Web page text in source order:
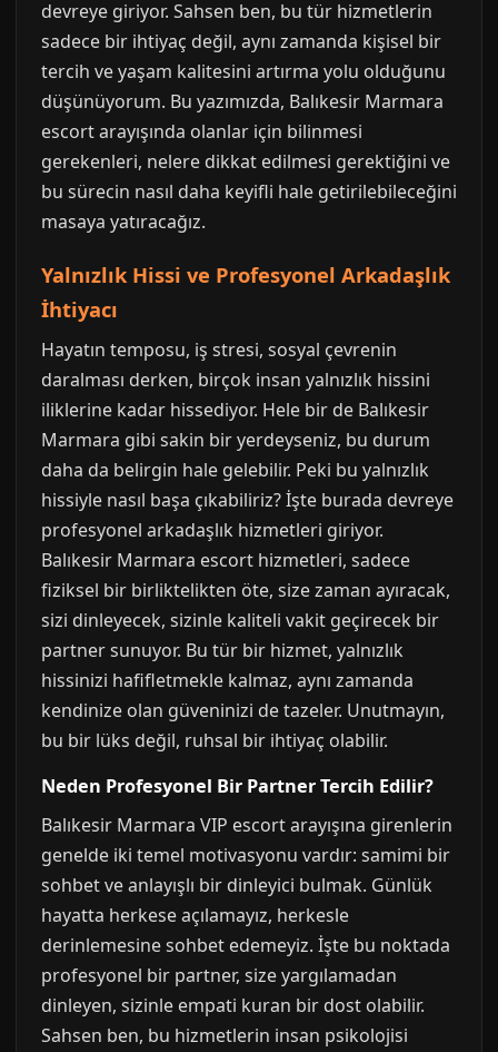
devreye giriyor. Sahsen ben, bu tür hizmetlerin
sadece bir ihtiyaç değil, aynı zamanda kişisel bir
tercih ve yaşam kalitesini artırma yolu olduğunu
düşünüyorum. Bu yazımızda, Balıkesir Marmara
escort arayışında olanlar için bilinmesi
gerekenleri, nelere dikkat edilmesi gerektiğini ve
bu sürecin nasıl daha keyifli hale getirilebileceğini
masaya yatıracağız.
Yalnızlık Hissi ve Profesyonel Arkadaşlık
İhtiyacı
Hayatın temposu, iş stresi, sosyal çevrenin
daralması derken, birçok insan yalnızlık hissini
iliklerine kadar hissediyor. Hele bir de Balıkesir
Marmara gibi sakin bir yerdeyseniz, bu durum
daha da belirgin hale gelebilir. Peki bu yalnızlık
hissiyle nasıl başa çıkabiliriz? İşte burada devreye
profesyonel arkadaşlık hizmetleri giriyor.
Balıkesir Marmara escort hizmetleri, sadece
fiziksel bir birliktelikten öte, size zaman ayıracak,
sizi dinleyecek, sizinle kaliteli vakit geçirecek bir
partner sunuyor. Bu tür bir hizmet, yalnızlık
hissinizi hafifletmekle kalmaz, aynı zamanda
kendinize olan güveninizi de tazeler. Unutmayın,
bu bir lüks değil, ruhsal bir ihtiyaç olabilir.
Neden Profesyonel Bir Partner Tercih Edilir?
Balıkesir Marmara VIP escort arayışına girenlerin
genelde iki temel motivasyonu vardır: samimi bir
sohbet ve anlayışlı bir dinleyici bulmak. Günlük
hayatta herkese açılamayız, herkesle
derinlemesine sohbet edemeyiz. İşte bu noktada
profesyonel bir partner, size yargılamadan
dinleyen, sizinle empati kuran bir dost olabilir.
Sahsen ben, bu hizmetlerin insan psikolojisi